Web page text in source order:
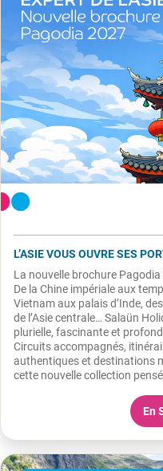
L’ASIE VOUS OUVRE SES
La nouvelle brochure
De la Chine impériale aux
Vietnam aux palais d’Inde,
de l’Asie centrale… Salaün
plurielle, fascinante et
Circuits accompagnés,
authentiques et destinations
cette nouvelle collection
En